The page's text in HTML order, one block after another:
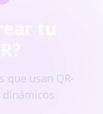
que usan QR-
dinámicos